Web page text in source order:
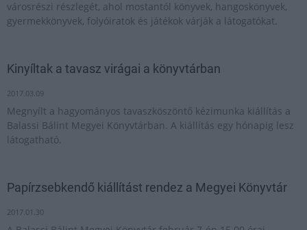
városrészi részlegét, ahol mostantól könyvek, hangoskönyvek,
gyermekkönyvek, folyóiratok és játékok várják a látogatókat.
Kinyíltak a tavasz virágai a könyvtárban
2017.03.09
Megnyílt a hagyományos tavaszköszöntő kézimunka kiállítás a
Balassi Bálint Megyei Könyvtárban. A kiállítás egy hónapig lesz
látogatható.
Papírzsebkendő kiállítást rendez a Megyei Könyvtár
2017.01.30